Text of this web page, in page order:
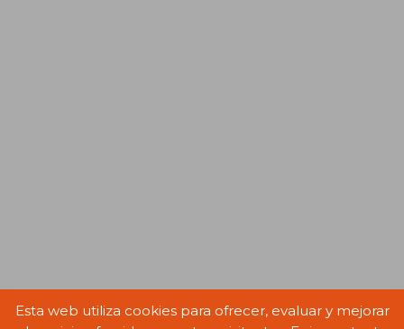
Esta web utiliza cookies para ofrecer, evaluar y mejorar